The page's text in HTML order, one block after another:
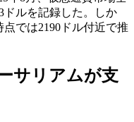
ドルを記録した。しか
では2190ドル付近で推
サリアムが支